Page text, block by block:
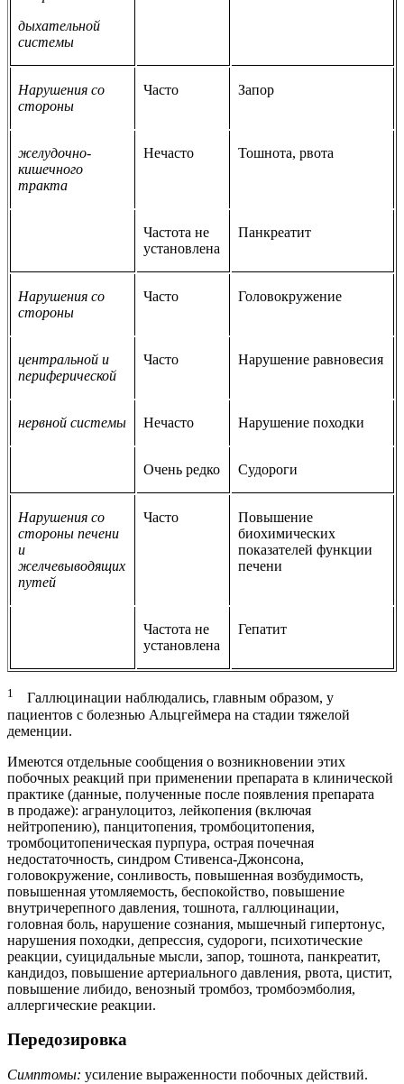
дыхательной
системы
Нарушения со
стороны
Часто Запор
желудочно-
кишечного
тракта
Нечасто Тошнота, рвота
Частота не
установлена
Панкреатит
Нарушения со
стороны
Часто Головокружение
центральной и
периферической
Часто Нарушение равновесия
нервной системы Нечасто Нарушение походки
Очень редко Судороги
Нарушения со
стороны печени
и
желчевыводящих
путей
Часто
Повышение
биохимических
показателей функции
печени
Частота не
установлена
Гепатит
1 Галлюцинации наблюдались, главным образом, у
пациентов с болезнью Альцгеймера на стадии тяжелой
деменции.
Имеются отдельные сообщения о возникновении этих
побочных реакций при применении препарата в клинической
практике (данные, полученные после появления препарата
в продаже): агранулоцитоз, лейкопения (включая
нейтропению), панцитопения, тромбоцитопения,
тромбоцитопеническая пурпура, острая почечная
недостаточность, синдром Стивенса-Джонсона,
головокружение, сонливость, повышенная возбудимость,
повышенная утомляемость, беспокойство, повышение
внутричерепного давления, тошнота, галлюцинации,
головная боль, нарушение сознания, мышечный гипертонус,
нарушения походки, депрессия, судороги, психотические
реакции, суицидальные мысли, запор, тошнота, панкреатит,
кандидоз, повышение артериального давления, рвота, цистит,
повышение либидо, венозный тромбоз, тромбоэмболия,
аллергические реакции.
Передозировка
Симптомы: усиление выраженности побочных действий.